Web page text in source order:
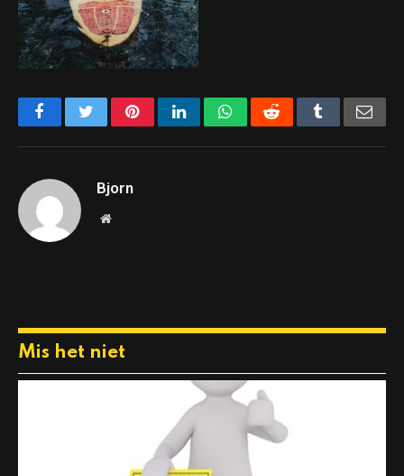
FacebookTwitterPinterestLinkedInWhatsAppReddit Tumblr
Bjorn
Website
Mis het niet